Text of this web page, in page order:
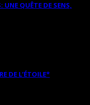
UNE QUÊTE DE SENS,
DE L’ÉTOILE*